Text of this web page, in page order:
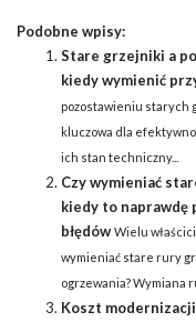
Podobne wpisy:
Stare grzejniki a
kiedy wymienić
pozostawieniu starych
kluczowa dla
ich stan techniczny...
Czy wymieniać
kiedy to naprawdę
błędów Wielu
wymieniać stare rury
ogrzewania? Wymiana
Koszt